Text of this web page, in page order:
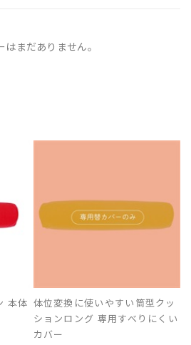
はまだありません。
本体 体位変換に使いやすい筒型クッ
ションロング 専用すべりにくい
カバー